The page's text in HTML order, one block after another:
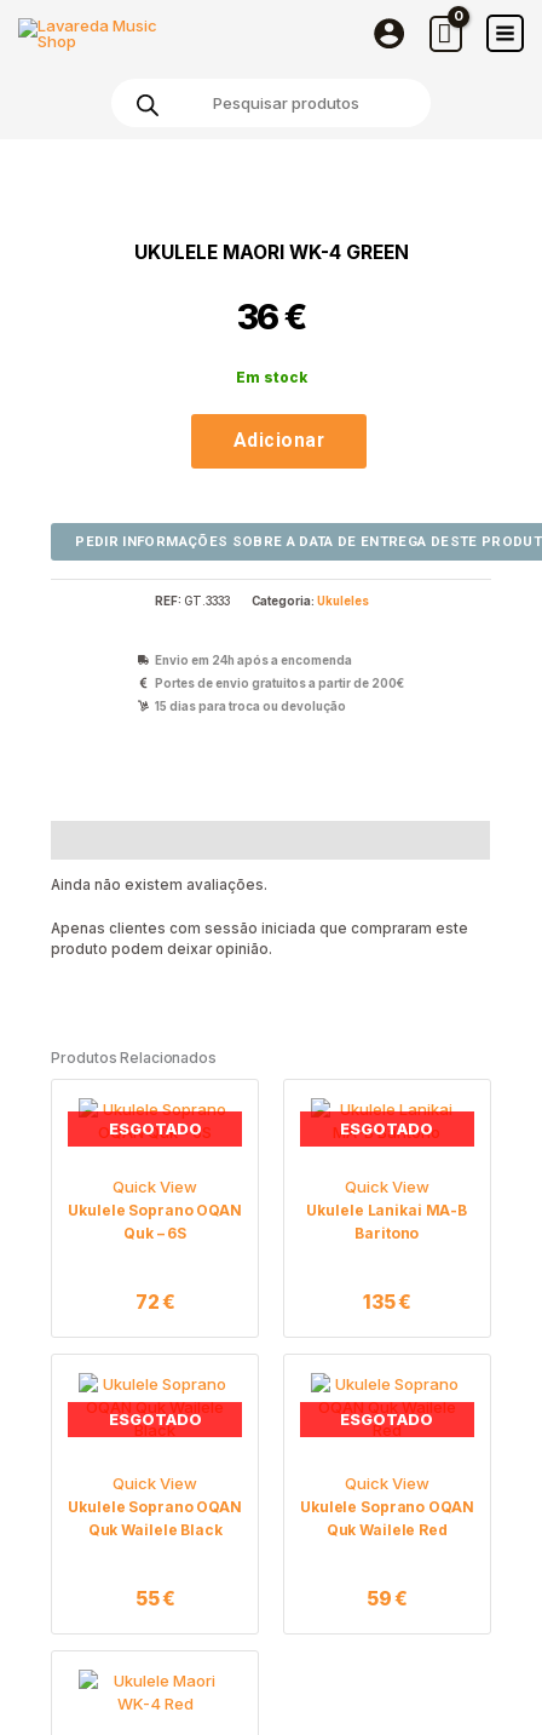
UKULELE MAORI WK-4 GREEN
36€
Em stock
Maori
WK-
Adicionar
REF: GT.3333 Categoria: Ukuleles
Envio em 24h após a encomenda
Portes de envio gratuitos a partir de 200€
15 dias para troca ou devolução
Ainda não existem avaliações.
Apenas clientes com sessão iniciada que compraram este
produto podem deixar opinião.
Produtos Relacionados
ESGOTADO
Quick View
Ukulele Soprano OQAN
Quk – 6S
72€
ESGOTADO
Quick View
Ukulele Lanikai MA-B
Baritono
135€
ESGOTADO
Quick View
Ukulele Soprano OQAN
Quk Wailele Black
55€
ESGOTADO
Quick View
Ukulele Soprano OQAN
Quk Wailele Red
59€
WK-